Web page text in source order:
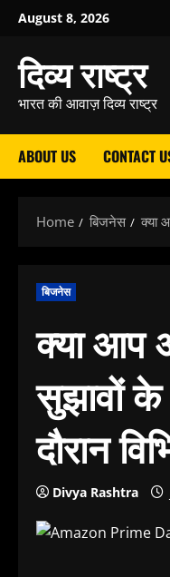
Skip
content
August 8, 2026
दिव्य राष्ट्र
भारत की आवाज़ दिव्य राष्ट्र
ABOUT US CONTACT
Home बिजनेस क्या
बिजनेस
क्या आप
सुझावों
दौरान
Divya Rashtra